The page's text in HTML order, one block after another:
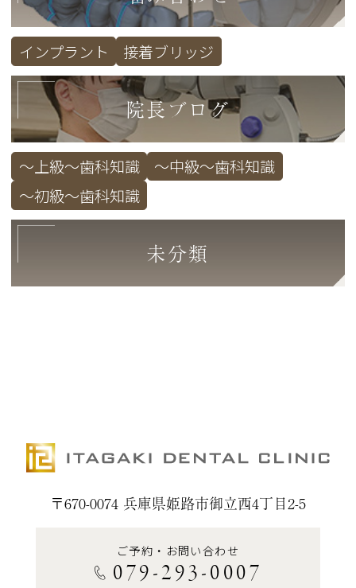
インプラント 接着ブリッジ
院長ブログ
～上級～歯科知識
～中級～歯科知識
～初級～歯科知識
未分類
〒670-0074 兵庫県姫路市御立西4丁目2-5
ご予約・お問い合わせ
079-293-0007